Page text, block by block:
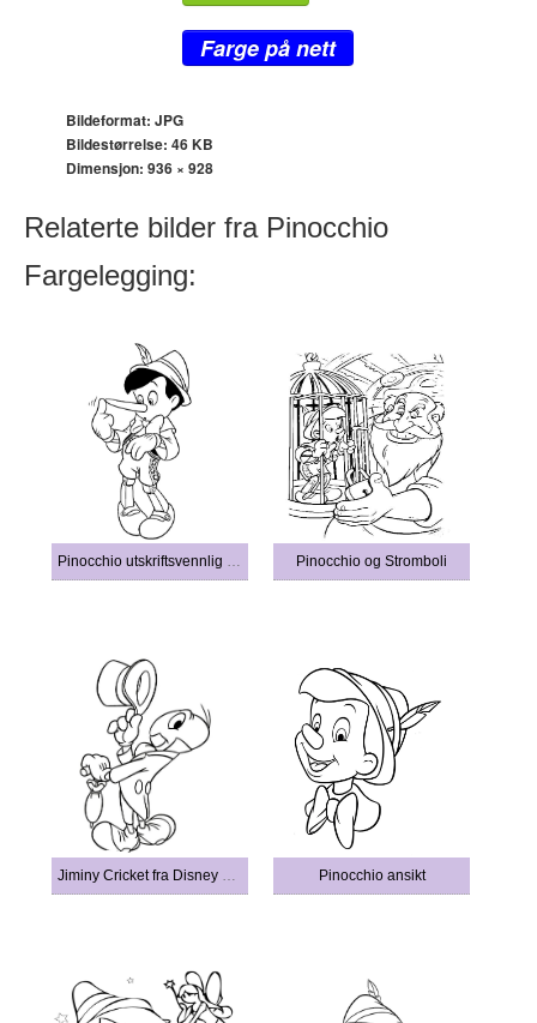
Farge på nett
Bildeformat: JPG
Bildestørrelse: 46 KB
Dimensjon: 936 × 928
Relaterte bilder fra Pinocchio
Fargelegging:
Pinocchio utskriftsvennlig for barn Pinocchio og Stromboli
Jiminy Cricket fra Disney Pinocchio Pinocchio ansikt